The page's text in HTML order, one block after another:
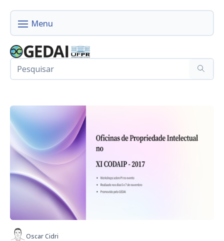
Oscar Cidri